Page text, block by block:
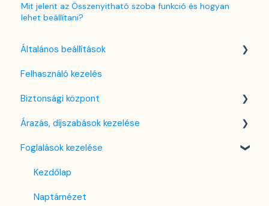
Mit jelent az Összenyitható szoba funkció és hogyan
lehet beállítani?
Általános beállítások
Nyelv beállítások
Cég / Szálláshely beállítások
Adó beállítások
Szabályzatok beállítása
Szobák beállításai
Partnerek
Felhasználó kezelés
Biztonsági központ
Kulcsfájl kezelés
Két-faktoros autentikáció (2FA)
Bejelentkezés a SabeeApp fiókba
Árazás, díjszabások kezelése
Díjszabás beállítások
Árttípusok Engedélyezése / Tiltása
CTA / CTD
Foglalások kezelése
Kezdőlap
Naptárnézet